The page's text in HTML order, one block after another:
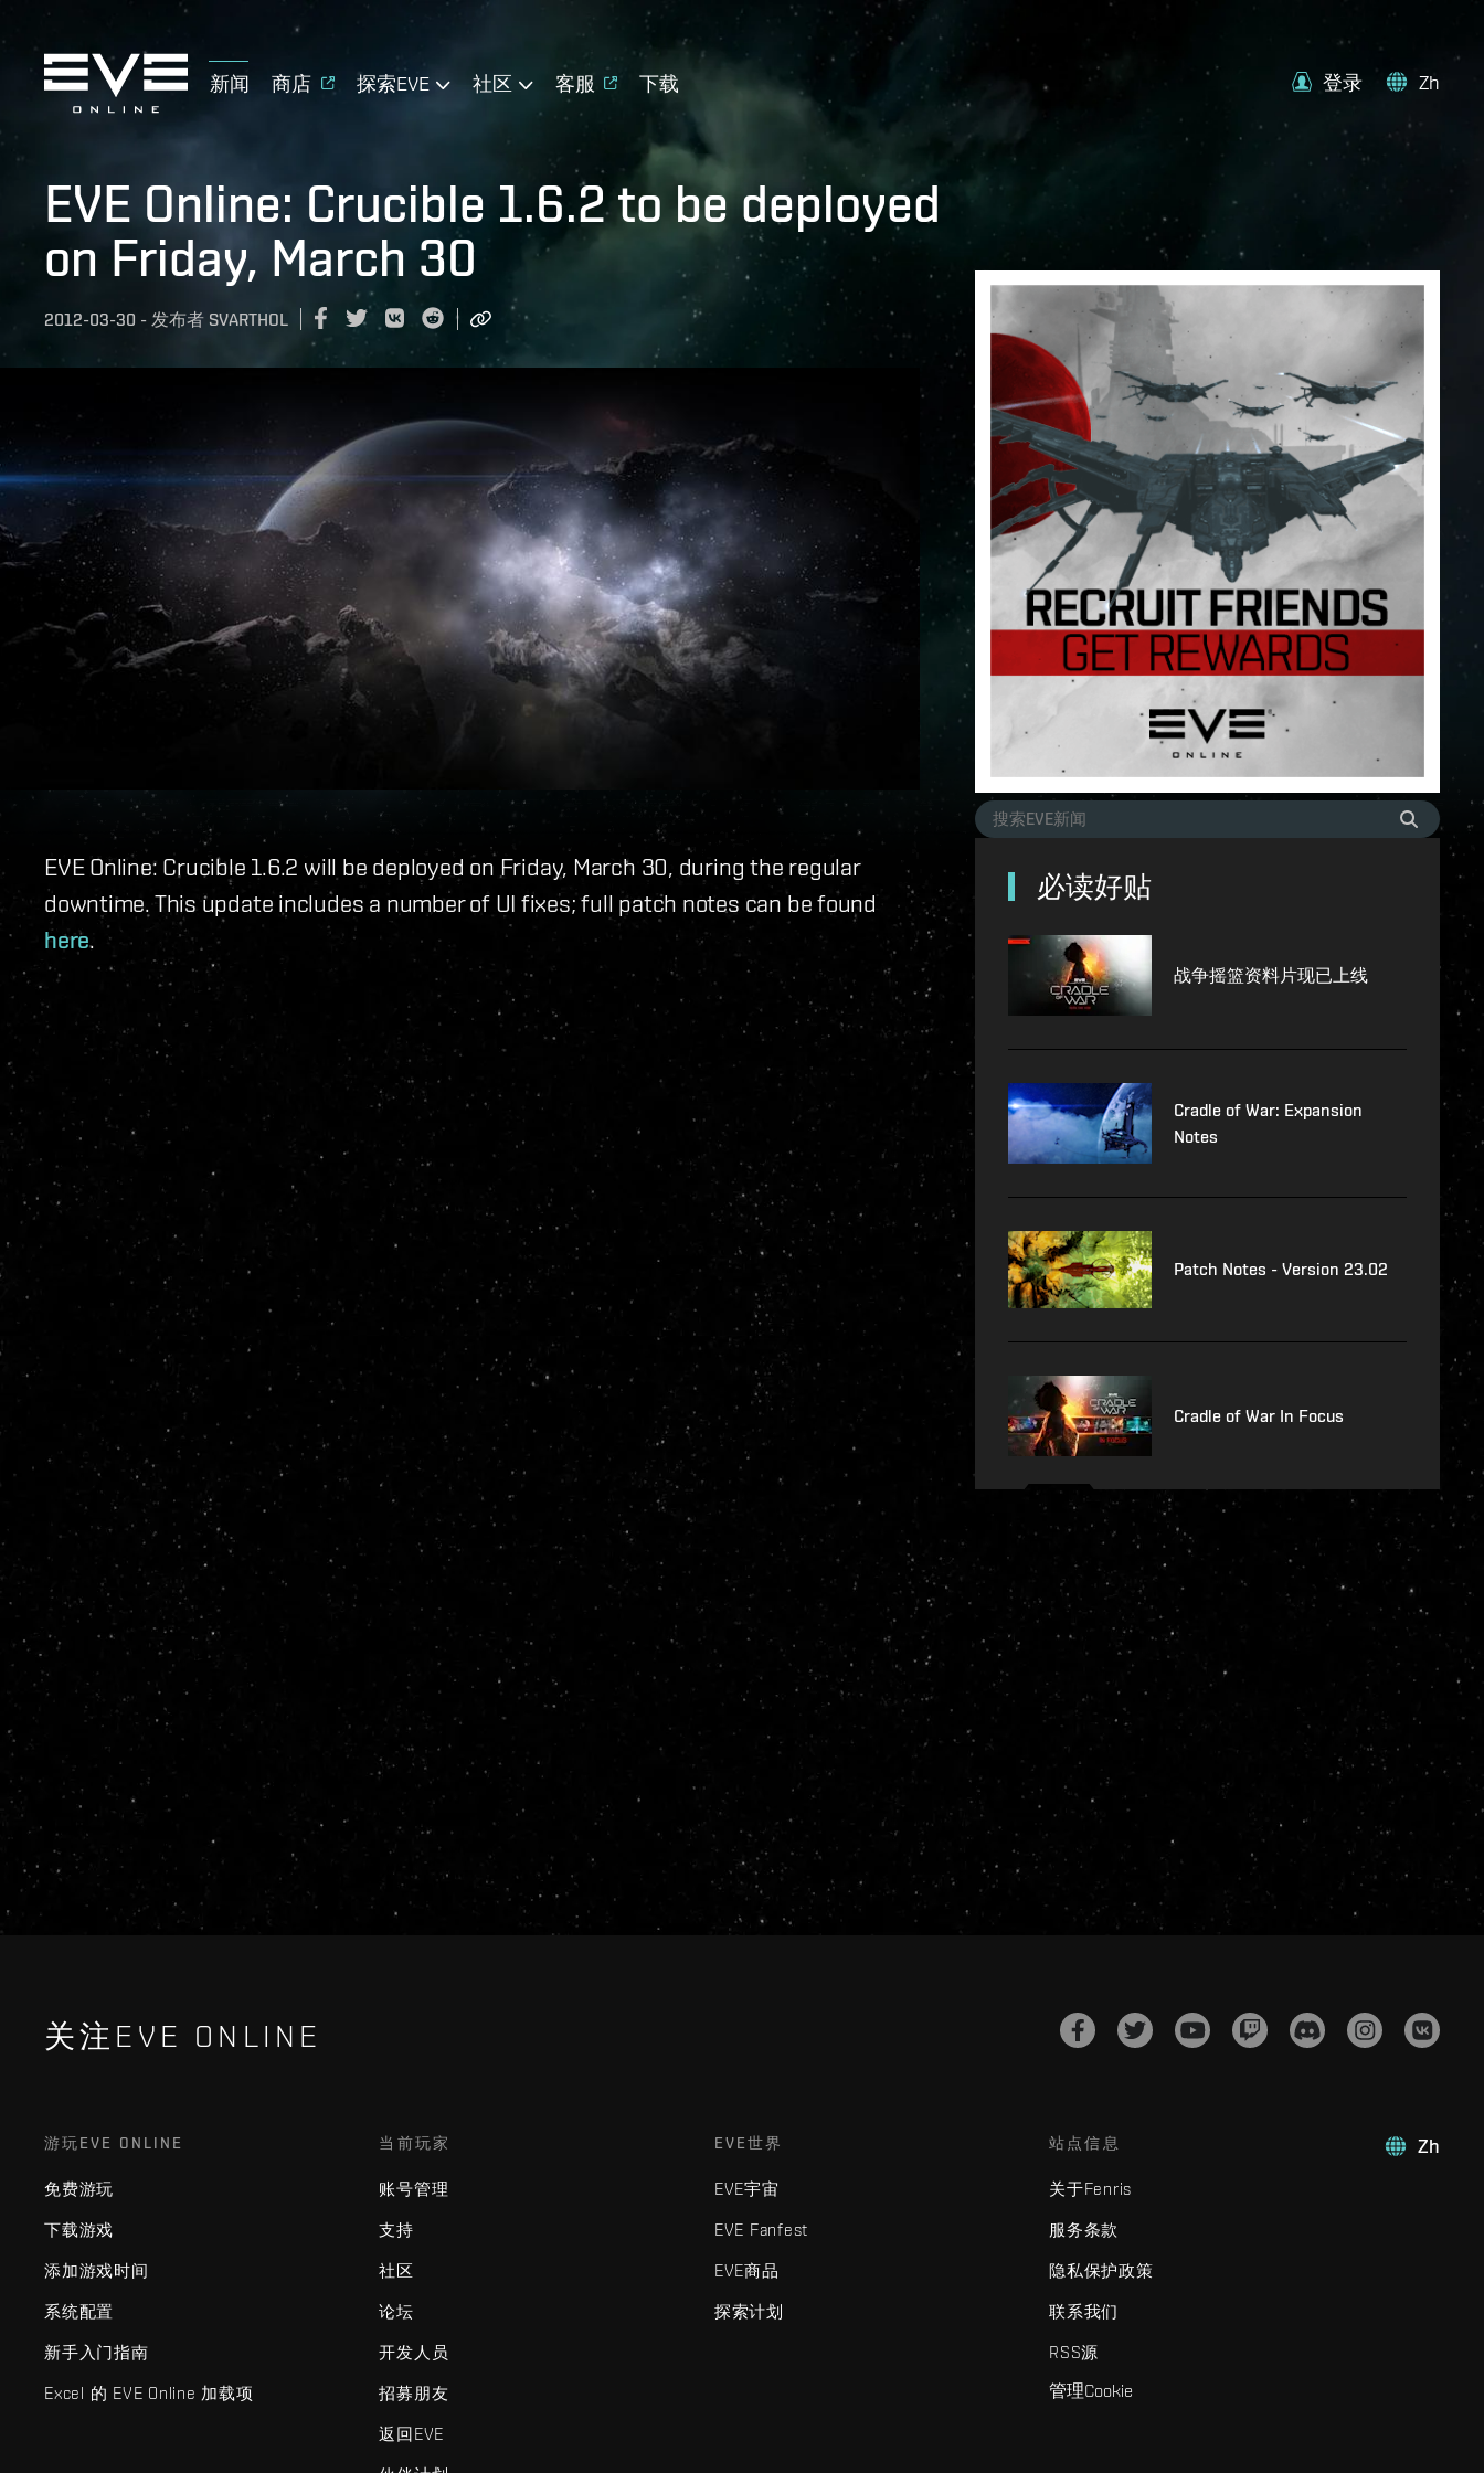
新闻 商店 探索EVE 社区 客服 下载 登录 Zh
EVE Online: Crucible 1.6.2 to be deployed
on Friday, March 30
2012-03-30 - 发布者 SVARTHOL
EVE Online: Crucible 1.6.2 will be deployed on Friday, March 30, during the regular
downtime. This update includes a number of UI fixes; full patch notes can be found
here.
必读好贴
战争摇篮资料片现已上线
Cradle of War: Expansion
Notes
Patch Notes - Version 23.02
Cradle of War In Focus
关注EVE ONLINE
Zh
游玩EVE ONLINE
免费游玩
下载游戏
添加游戏时间
系统配置
新手入门指南
Excel 的 EVE Online 加载项
当前玩家
账号管理
支持
社区
论坛
开发人员
招募朋友
返回EVE
EVE世界
EVE宇宙
EVE Fanfest
EVE商品
探索计划
站点信息
关于Fenris
服务条款
隐私保护政策
联系我们
RSS源
管理Cookie